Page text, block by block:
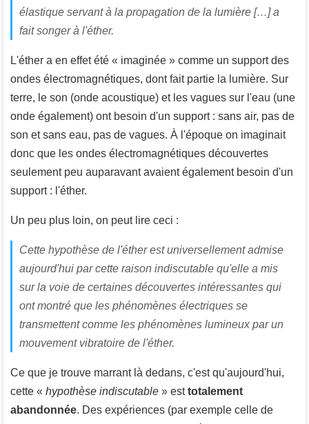
élastique servant à la propagation de la lumière […] a
fait songer à l'éther.
L'éther a en effet été « imaginée » comme un support des
ondes électromagnétiques, dont fait partie la lumière. Sur
terre, le son (onde acoustique) et les vagues sur l'eau (une
onde également) ont besoin d'un support : sans air, pas de
son et sans eau, pas de vagues. À l'époque on imaginait
donc que les ondes électromagnétiques découvertes
seulement peu auparavant avaient également besoin d'un
support : l'éther.
Un peu plus loin, on peut lire ceci :
Cette hypothèse de l'éther est universellement admise
aujourd'hui par cette raison indiscutable qu'elle a mis
sur la voie de certaines découvertes intéressantes qui
ont montré que les phénomènes électriques se
transmettent comme les phénomènes lumineux par un
mouvement vibratoire de l'éther.
Ce que je trouve marrant là dedans, c'est qu'aujourd'hui,
cette « hypothèse indiscutable » esttotalement
abandonnée. Des expériences (par exemple celle de